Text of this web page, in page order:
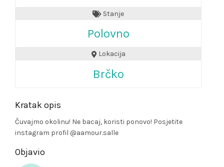
Stanje
Polovno
Lokacija
Brčko
Kratak opis
Čuvajmo okolinu! Ne bacaj, koristi ponovo! Posjetite
instagram profil @aamour.salle
Objavio